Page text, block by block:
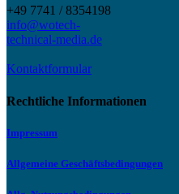
+49 7741 / 8354198
info@wotech-
technical-media.de
Kontaktformular
Rechtliche Informationen
Impressum
Allgemeine Geschäftsbedingungen